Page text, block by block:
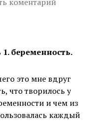
беременность.
это мне вдруг
что творилось у
и чем из
каждый